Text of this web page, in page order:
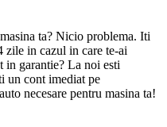
ta? Nicio problema. Iti
zile in cazul in care te-ai
in garantie? La noi esti
un cont imediat pe
necesare pentru masina ta!